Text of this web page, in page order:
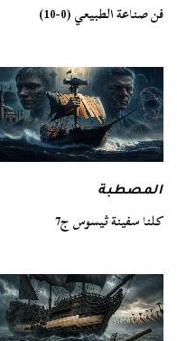
فن صناعة الطبيعي (0-10)
المصطبة
كلنا سفينة ثيسوس ج7